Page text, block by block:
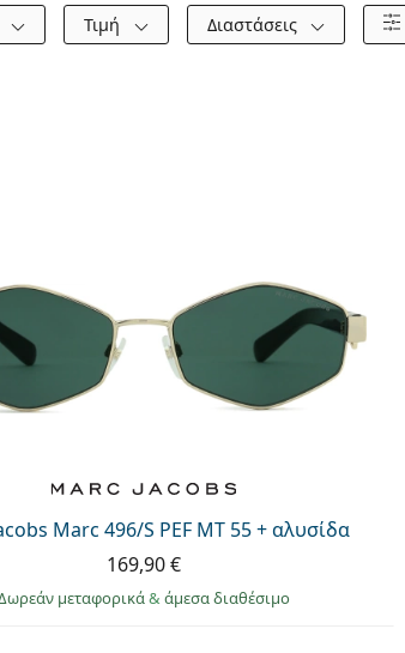
Τιμή Διαστάσεις
Marc 496/S PEF MT 55 + αλυσίδα
169,90 €
μεταφορικά& άμεσα διαθέσιμο